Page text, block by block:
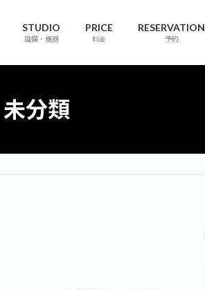
STUDIO
設備・機器
PRICE
料金
RESERVATION
予約
未分類